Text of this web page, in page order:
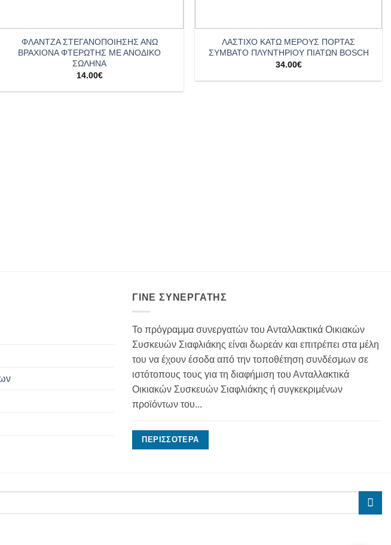
ΦΛΑΝΤΖΑ ΣΤΕΓΑΝΟΠΟΙΗΣΗΣ ΑΝΩ
ΒΡΑΧΙΟΝΑ ΦΤΕΡΩΤΗΣ ΜΕ ΑΝΟΔΙΚΟ
ΣΩΛΗΝΑ
14.00€
ΛΑΣΤΙΧΟ ΚΑΤΩ ΜΕΡΟΥΣ ΠΟΡΤΑΣ
ΣΥΜΒΑΤΟ ΠΛΥΝΤΗΡΙΟΥ ΠΙΑΤΩΝ BOSCH
34.00€
ΓΊΝΕ ΣΥΝΕΡΓΆΤΗΣ
Το πρόγραμμα συνεργατών του Ανταλλακτικά Οικιακών
Συσκευών Σιαφλιάκης είναι δωρεάν και επιτρέπει στα μέλη
του να έχουν έσοδα από την τοποθέτηση συνδέσμων σε
ιστότοπους τους για τη διαφήμιση του Ανταλλακτικά
Οικιακών Συσκευών Σιαφλιάκης ή συγκεκριμένων
προϊόντων του...
ΠΕΡΙΣΣΌΤΕΡΑ